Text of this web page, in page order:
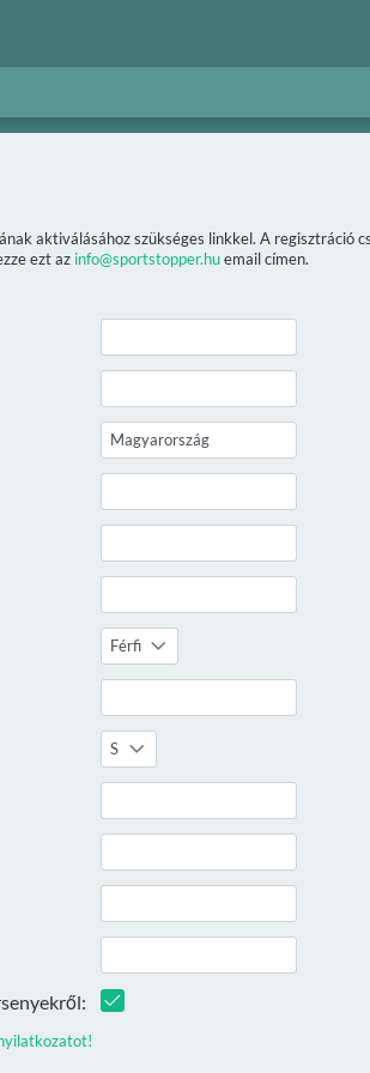
aktiválásához szükséges linkkel. A
ezt az info@sportstopper.huemail címen.
Férfi
S